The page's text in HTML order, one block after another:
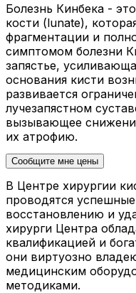
Болезнь Кинбека -
кости (lunate),
фрагментации и
симптомом болезни
запястье,
основания кисти
развивается
лучезапястном
вызывающее
их атрофию.
Сообщите мне цены
В Центре хирургии
проводятся
восстановлению и
хирурги Центра
квалификацией и
они виртуозно
медицинским
методиками.